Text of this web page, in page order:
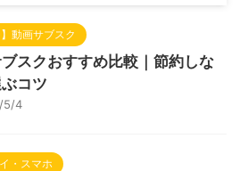
】動画サブスク
スクおすすめ比較｜節約しな
コツ
5/4
・スマホ